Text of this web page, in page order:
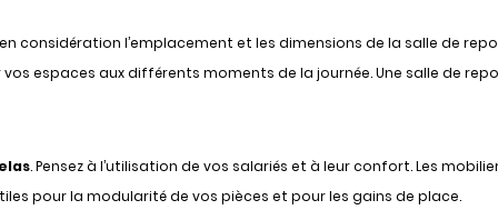
considération l’emplacement et les dimensions de la salle de
espaces aux différents moments de la journée. Une salle de
. Pensez à l’utilisation de vos salariés et à leur confort. Les
pour la modularité de vos pièces et pour les gains de place.